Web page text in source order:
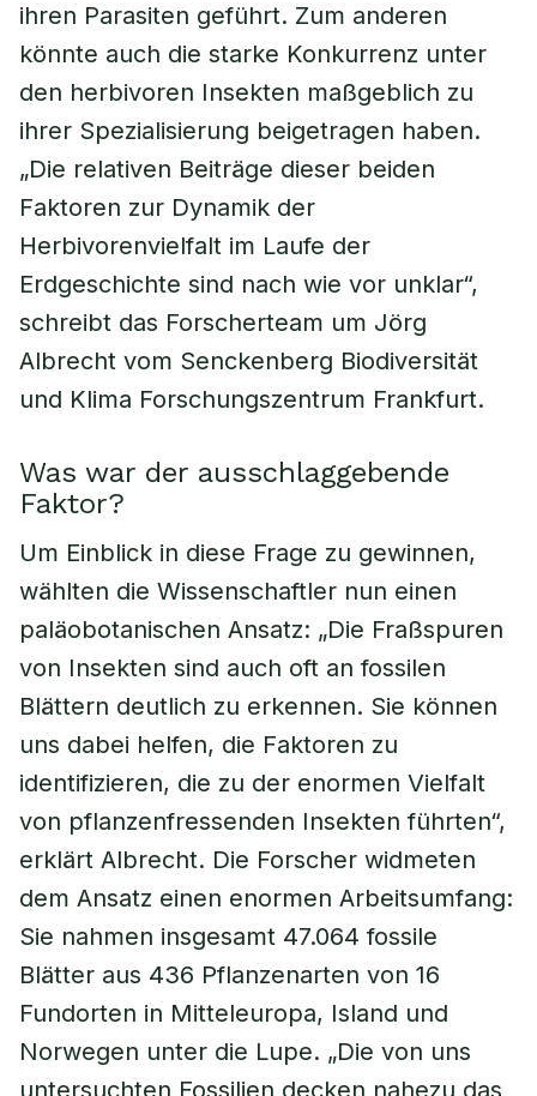
ihren Parasiten geführt. Zum anderen
könnte auch die starke Konkurrenz unter
den herbivoren Insekten maßgeblich zu
ihrer Spezialisierung beigetragen haben.
„Die relativen Beiträge dieser beiden
Faktoren zur Dynamik der
Herbivorenvielfalt im Laufe der
Erdgeschichte sind nach wie vor unklar“,
schreibt das Forscherteam um Jörg
Albrecht vom Senckenberg Biodiversität
und Klima Forschungszentrum Frankfurt.
Was war der ausschlaggebende
Faktor?
Um Einblick in diese Frage zu gewinnen,
wählten die Wissenschaftler nun einen
paläobotanischen Ansatz: „Die Fraßspuren
von Insekten sind auch oft an fossilen
Blättern deutlich zu erkennen. Sie können
uns dabei helfen, die Faktoren zu
identifizieren, die zu der enormen Vielfalt
von pflanzenfressenden Insekten führten“,
erklärt Albrecht. Die Forscher widmeten
dem Ansatz einen enormen Arbeitsumfang:
Sie nahmen insgesamt 47.064 fossile
Blätter aus 436 Pflanzenarten von 16
Fundorten in Mitteleuropa, Island und
Norwegen unter die Lupe. „Die von uns
untersuchten Fossilien decken nahezu das